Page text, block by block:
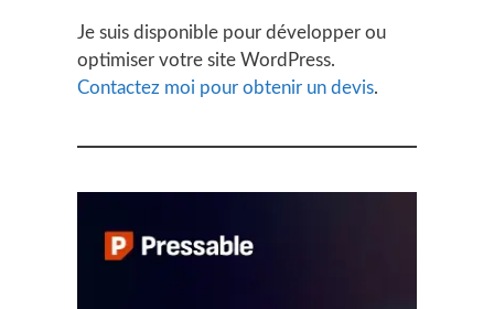
Je suis disponible pour développer ou
optimiser votre site WordPress.
Contactez moi pour obtenir un devis.